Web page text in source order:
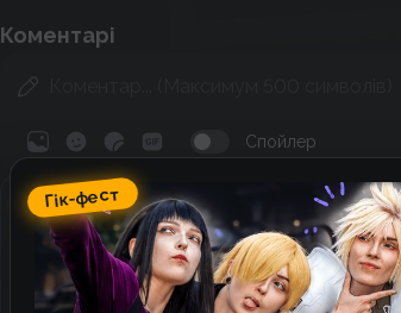
Коментарі
Спойлер
Гік-фест
Comic Wave: фестиваль гік-
культури, косплею, аніме та
коміксів
До фестивалю 14днів18:04:54
Гік-фест